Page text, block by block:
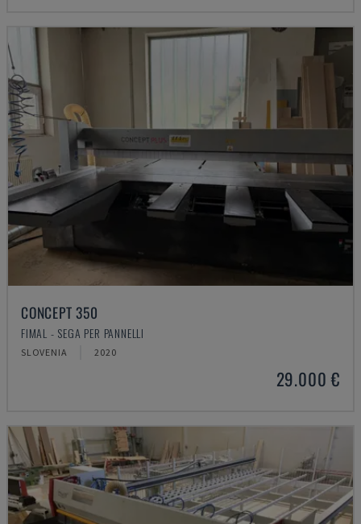
CONCEPT 350
FIMAL - SEGA PER PANNELLI
SLOVENIA 2020
29.000 €